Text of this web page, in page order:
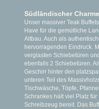
Südländischer
Unser massiver Teak
Have für die gemütliche
Altbau. Auch als
hervorragenden Eindruck.
verglasten Schiebetüren
ebenfalls 2 Schiebetüren.
Geschirr hinter den
unteren Teil des
Tischwäsche, Töpfe,
Schrankes hält viel Platz
Schreibzeug bereit. Das